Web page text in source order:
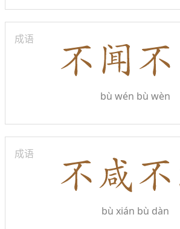
成语
bù wén bù wèn
成语
bù xián bù dàn